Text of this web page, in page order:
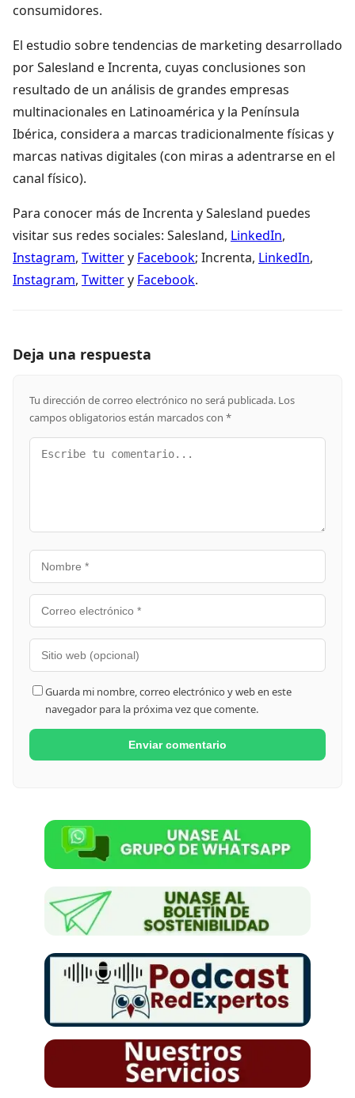
consumidores.
El estudio sobre tendencias de marketing desarrollado
por Salesland e Increnta, cuyas conclusiones son
resultado de un análisis de grandes empresas
multinacionales en Latinoamérica y la Península
Ibérica, considera a marcas tradicionalmente físicas y
marcas nativas digitales (con miras a adentrarse en el
canal físico).
Para conocer más de Increnta y Salesland puedes
visitar sus redes sociales: Salesland, LinkedIn,
Instagram, Twittery Facebook; Increnta, LinkedIn,
Instagram, Twittery Facebook.
Deja una respuesta
Tu dirección de correo electrónico no será publicada. Los
campos obligatorios están marcados con *
Guarda mi nombre, correo electrónico y web en este
navegador para la próxima vez que comente.